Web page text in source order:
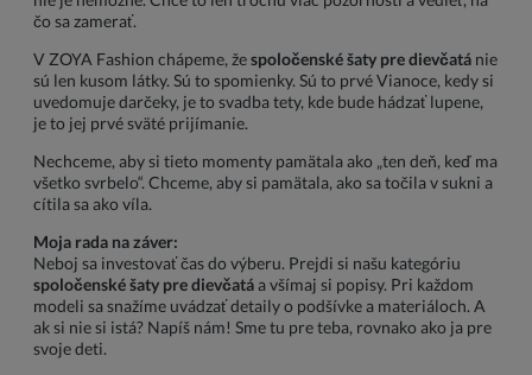
čo sa zamerať.
V ZOYA Fashion chápeme, žespoločenské šaty pre dievčatá nie
sú len kusom látky. Sú to spomienky. Sú to prvé Vianoce, kedy si
uvedomuje darčeky, je to svadba tety, kde bude hádzať lupene,
je to jej prvé sväté prijímanie.
Nechceme, aby si tieto momenty pamätala ako „ten deň, keď ma
všetko svrbelo“. Chceme, aby si pamätala, ako sa točila v sukni a
cítila sa ako víla.
Moja rada na záver:
Neboj sa investovať čas do výberu. Prejdi si našu kategóriu
spoločenské šaty pre dievčatáa všímaj si popisy. Pri každom
modeli sa snažíme uvádzať detaily o podšívke a materiáloch. A
ak si nie si istá? Napíš nám! Sme tu pre teba, rovnako ako ja pre
svoje deti.